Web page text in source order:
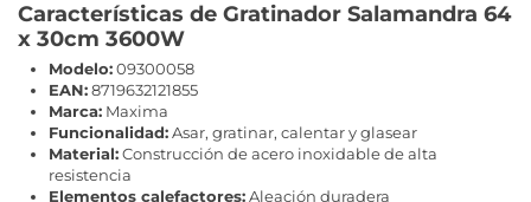
Características de Gratinador Salamandra 64
x 30cm 3600W
Modelo:09300058
EAN:8719632121855
Marca: Maxima
Funcionalidad:Asar, gratinar, calentar y glasear
Material:Construcción de acero inoxidable de alta
resistencia
Elementos calefactores:Aleación duradera